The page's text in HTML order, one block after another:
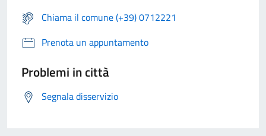
Chiama il comune (+39) 0712221
Prenota un appuntamento
Problemi in città
Segnala disservizio